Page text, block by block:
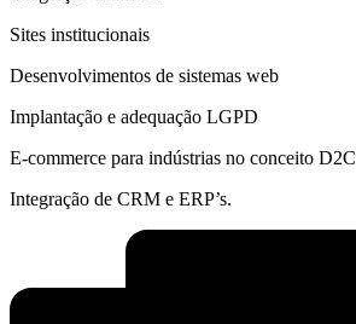
Sites institucionais
Desenvolvimentos de sistemas web
Implantação e adequação LGPD
E-commerce para indústrias no conceito D2C
Integração de CRM e ERP’s.